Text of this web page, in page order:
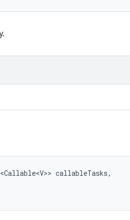
callableTasks,